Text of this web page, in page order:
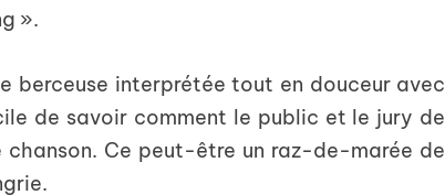
».
berceuse interprétée tout en douceur avec
de savoir comment le public et le jury de
Ce peut-être un raz-de-marée de